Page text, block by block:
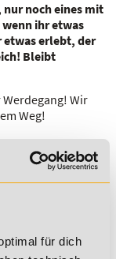
für dich
nur noch eines mit
ihr etwas
etwas erlebt, der
Bleibt
Wir
Weg!